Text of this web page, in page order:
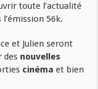
toute l’actualité
l’émission 56k.
et Julien seront
des nouvelles
cinéma et bien